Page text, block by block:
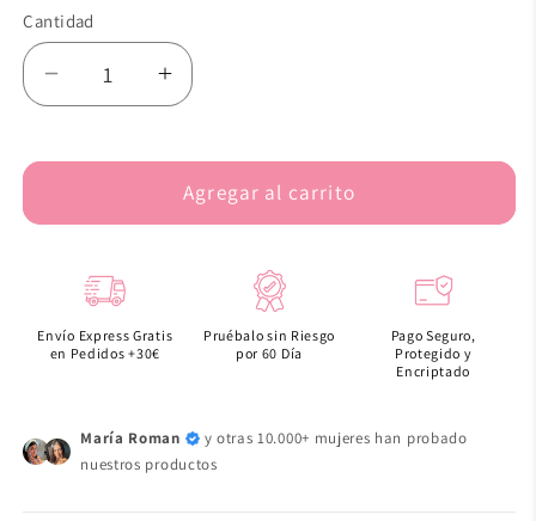
Cantidad
Reducir
cantidad
Hydration
Water
Tube
Aumentar
cantidad
Hydration
Agregar al carrito
Envío Express Gratis
en Pedidos +30€
Pruébalo sin Riesgo
por 60 Día
Pago Seguro,
Protegido y
Encriptado
María Roman
y otras 10.000+ mujeres han probado
nuestros productos